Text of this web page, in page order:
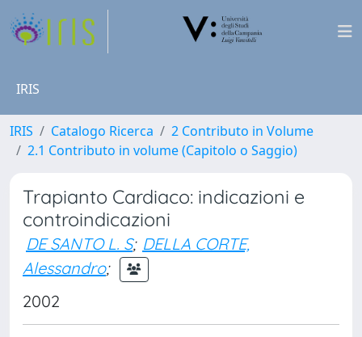
IRIS
IRIS Catalogo Ricerca
2 Contributo in Volume
2.1 Contributo in volume (Capitolo o Saggio)
Trapianto Cardiaco: indicazioni e
controindicazioni
DE SANTO L. S; DELLA CORTE,
Alessandro;
2002